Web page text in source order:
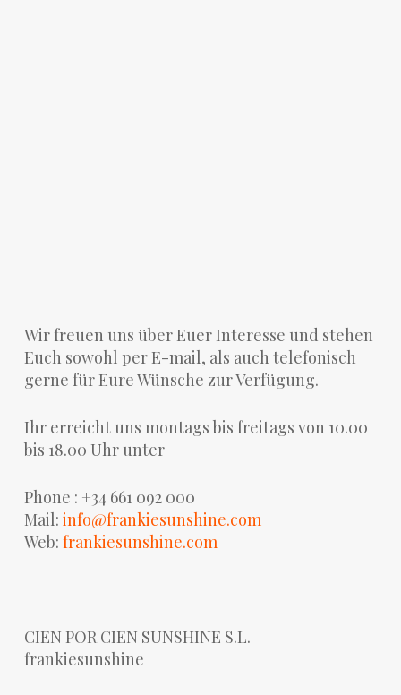
Wir freuen uns über Euer Interesse und stehen
Euch sowohl per E-mail, als auch telefonisch
gerne für Eure Wünsche zur Verfügung.
Ihr erreicht uns montags bis freitags von 10.00
bis 18.00 Uhr unter
Phone : +34 661 092 000
Mail: info@frankiesunshine.com
Web: frankiesunshine.com
CIEN POR CIEN SUNSHINE S.L.
frankiesunshine